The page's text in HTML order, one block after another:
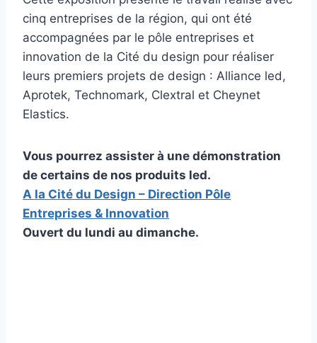
cinq entreprises de la région, qui ont été
accompagnées par le pôle entreprises et
innovation de la Cité du design pour réaliser
leurs premiers projets de design : Alliance led,
Aprotek, Technomark, Clextral et Cheynet
Elastics.
Vous pourrez assister à une démonstration
de certains de nos produits led.
A la Cité du Design – Direction Pôle
Entreprises & Innovation
Ouvert du lundi au dimanche.